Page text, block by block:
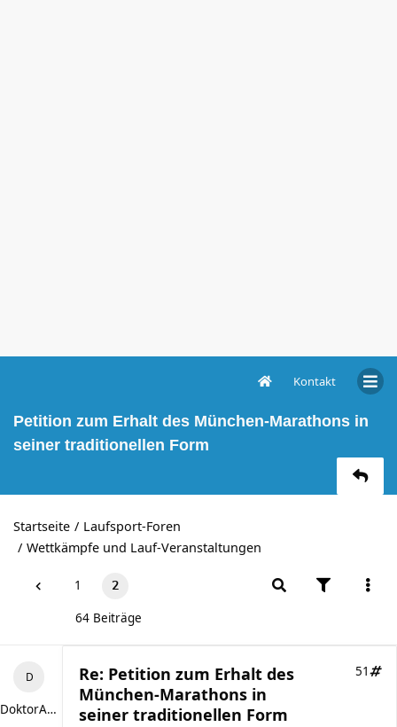
Kontakt
Petition zum Erhalt des München-Marathons in
seiner traditionellen Form
Startseite
Laufsport-Foren
Wettkämpfe und Lauf-Veranstaltungen
1 2
64 Beiträge
DoktorAlbern
Re: Petition zum Erhalt des
München-Marathons in
seiner traditionellen Form
51